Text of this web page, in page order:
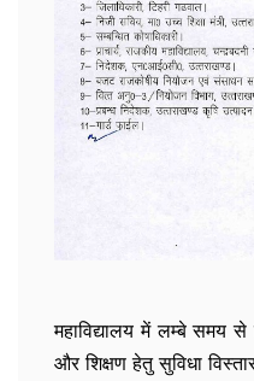
महाविद्यालय में लम्बे समय
और शिक्षण हेतु सुविधा